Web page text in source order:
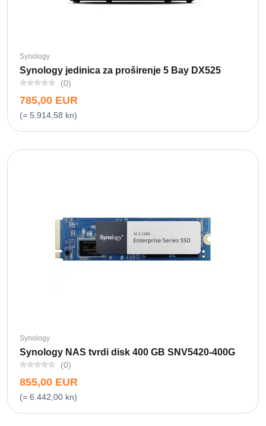
Synology
Synology jedinica za proširenje 5 Bay DX525
(0)
785,00 EUR
(= 5.914,58 kn)
Synology
Synology NAS tvrdi disk 400 GB SNV5420-400G
(0)
855,00 EUR
(= 6.442,00 kn)